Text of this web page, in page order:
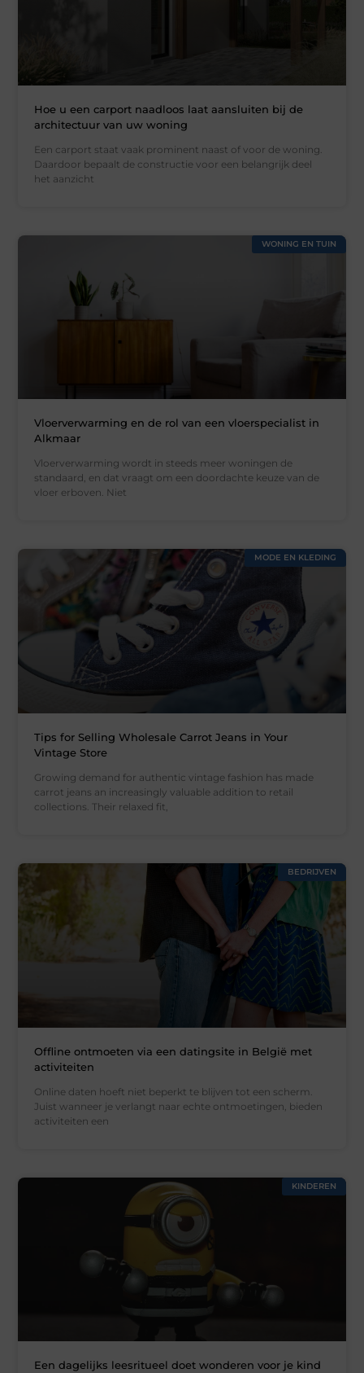
Hoe u een carport naadloos laat aansluiten bij de
architectuur van uw woning
Een carport staat vaak prominent naast of voor de woning.
Daardoor bepaalt de constructie voor een belangrijk deel
het aanzicht
WONING EN TUIN
Vloerverwarming en de rol van een vloerspecialist in
Alkmaar
Vloerverwarming wordt in steeds meer woningen de
standaard, en dat vraagt om een doordachte keuze van de
vloer erboven. Niet
MODE EN KLEDING
Tips for Selling Wholesale Carrot Jeans in Your
Vintage Store
Growing demand for authentic vintage fashion has made
carrot jeans an increasingly valuable addition to retail
collections. Their relaxed fit,
BEDRIJVEN
Offline ontmoeten via een datingsite in België met
activiteiten
Online daten hoeft niet beperkt te blijven tot een scherm.
Juist wanneer je verlangt naar echte ontmoetingen, bieden
activiteiten een
KINDEREN
Een dagelijks leesritueel doet wonderen voor je kind